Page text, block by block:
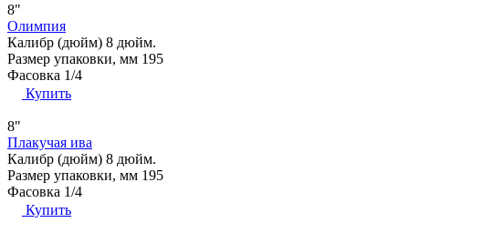
8"
Олимпия
Калибр (дюйм) 8 дюйм.
Размер упаковки, мм 195
Фасовка 1/4
Купить
8"
Плакучая ива
Калибр (дюйм) 8 дюйм.
Размер упаковки, мм 195
Фасовка 1/4
Купить